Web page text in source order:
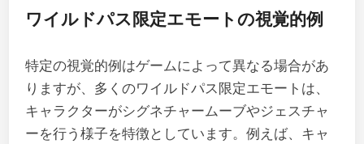
ワイルドパス限定エモートの視覚的例
特定の視覚的例はゲームによって異なる場合があ
りますが、多くのワイルドパス限定エモートは、
キャラクターがシグネチャームーブやジェスチャ
ーを行う様子を特徴としています。例えば、キャ